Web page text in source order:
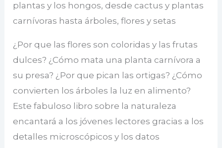
plantas y los hongos, desde cactus y plantas
carnívoras hasta árboles, flores y setas
¿Por que las flores son coloridas y las frutas
dulces? ¿Cómo mata una planta carnívora a
su presa? ¿Por que pican las ortigas? ¿Cómo
convierten los árboles la luz en alimento?
Este fabuloso libro sobre la naturaleza
encantará a los jóvenes lectores gracias a los
detalles microscópicos y los datos